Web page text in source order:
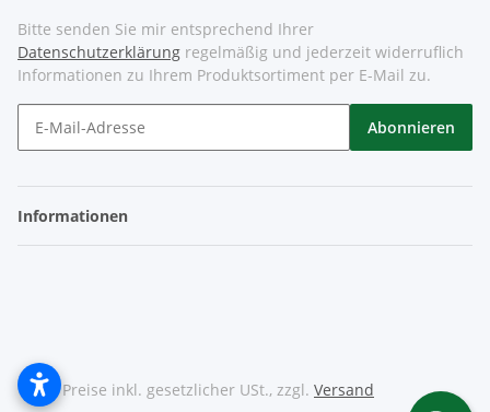
Bitte senden Sie mir entsprechend Ihrer
Datenschutzerklärung regelmäßig und jederzeit widerruflich
Informationen zu Ihrem Produktsortiment per E-Mail zu.
Abonnieren
Informationen
* Alle Preise inkl. gesetzlicher USt., zzgl. Versand